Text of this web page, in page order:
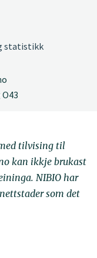
statistikk
tilvising til
kan ikkje brukast
NIBIO har
som det